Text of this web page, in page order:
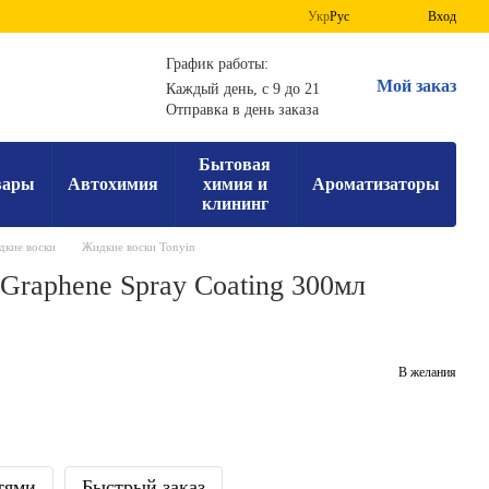
УкрРус Вход
График работы:
Каждый день, с 9 до 21
Отправка в день заказа
Мой заказ
Автохимия
Бытовая
химия и
клининг
Ароматизаторы
воски Жидкие воски Tonyin
Spray Coating 300мл
В желания